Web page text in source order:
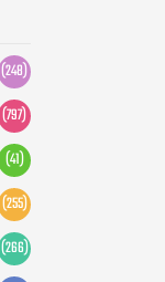
(248)
(797)
(41)
(255)
(266)